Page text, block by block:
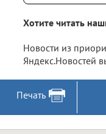
Хотите читать
Новости из
Яндекс.Новостей
Печать